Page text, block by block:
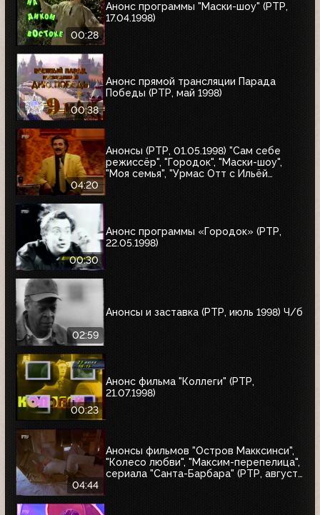
00:28
Анонс программы "Маски-шоу" (РТР,
17.04.1998)
00:38
Анонс прямой трансляции Парада
Победы (РТР, май 1998)
04:20
Анонсы (РТР, 01.05.1998) "Сам себе
режиссёр", "Городок", "Маски-шоу",
"Моя семья", "Урмас Отт с Ильёй
00:30
Анонс программы «Городок» (РТР,
22.05.1998)
02:59
Анонсы и заставка (РТР, июль 1998) Ч/б
00:23
Анонс фильма "Коллеги" (РТР,
21.07.1998)
04:44
Анонсы фильмов "Остров Макксинси",
"Колесо любви", "Максим-перепелица",
сериала "Санта-Барбара" (РТР, август